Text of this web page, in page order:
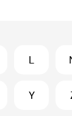
L
Y